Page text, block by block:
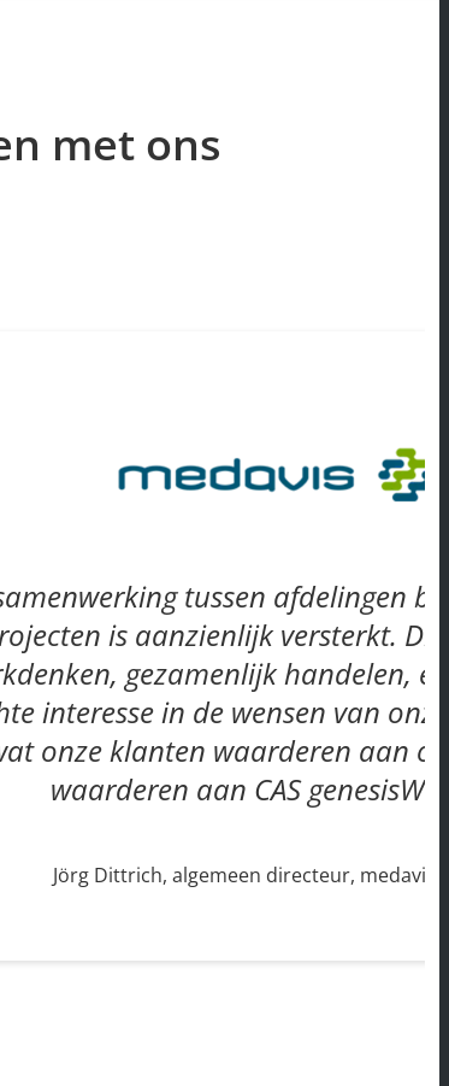
met ons
tussen afdelingen
is aanzienlijk versterkt.
gezamenlijk handelen,
interesse in de wensen van
onze klanten waarderen aan
waarderen aan CAS
Jörg Dittrich, algemeen directeur, medavis